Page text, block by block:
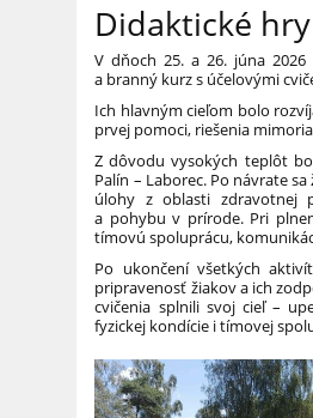
Didaktické
V dňoch 25. a 26. júna
a branný kurz s účelovými
Ich hlavným cieľom bolo
prvej pomoci, riešenia
Z dôvodu vysokých teplôt
Palín – Laborec. Po návrate
úlohy z oblasti zdravotnej
a pohybu v prírode. Pri
tímovú spoluprácu,
Po ukončení všetkých
pripravenosť žiakov a ich
cvičenia splnili svoj cieľ –
fyzickej kondície i tímovej